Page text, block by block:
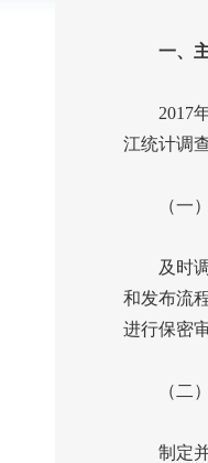
一、主
2017
江统计调
（一）
及时调
和发布流
进行保密
（二）
制定并